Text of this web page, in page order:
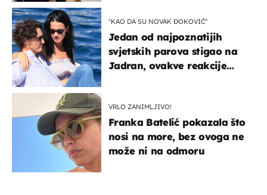
"KAO DA SU NOVAK ĐOKOVIĆ"
Jedan od najpoznatijih
svjetskih parova stigao na
Jadran, ovakve reakcije
VRLO ZANIMLJIVO!
Franka Batelić pokazala što
nosi na more, bez ovoga ne
može ni na odmoru